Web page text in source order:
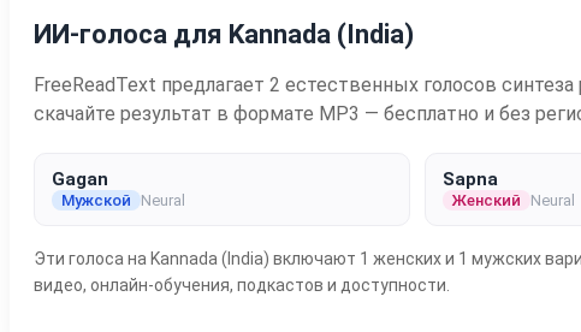
ИИ-голоса для Kannada (India)
FreeReadText предлагает 2 естественных голосов
скачайте результат в формате MP3 — бесплатно и без
Gagan
Мужской Neural
Sapna
Женский Neural
Эти голоса на Kannada (India) включают 1 женских и 1 мужских
видео, онлайн-обучения, подкастов и доступности.